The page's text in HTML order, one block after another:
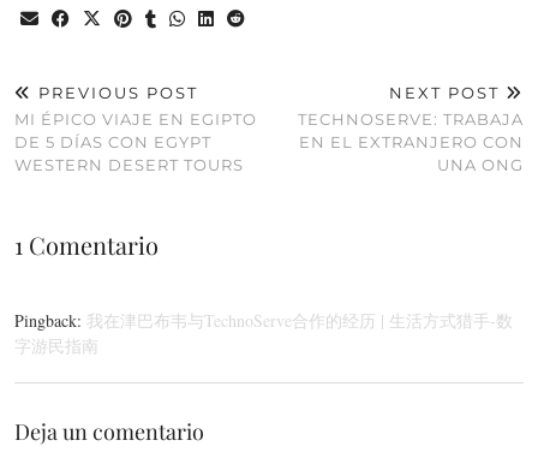
PREVIOUS POST
MI ÉPICO VIAJE EN EGIPTO
DE 5 DÍAS CON EGYPT
WESTERN DESERT TOURS
NEXT POST
TECHNOSERVE: TRABAJA
EN EL EXTRANJERO CON
UNA ONG
1 Comentario
Pingback: 我在津巴布韦与TechnoServe合作的经历 | 生活方式猎手-数
字游民指南
Deja un comentario